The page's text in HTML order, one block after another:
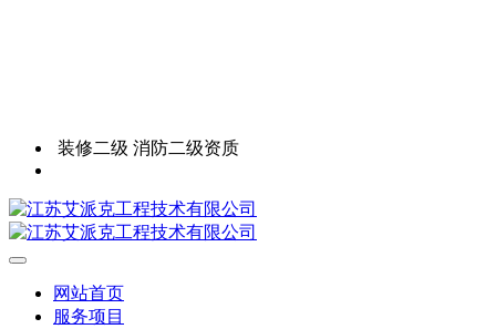
装修二级 消防二级资质
网站首页
服务项目